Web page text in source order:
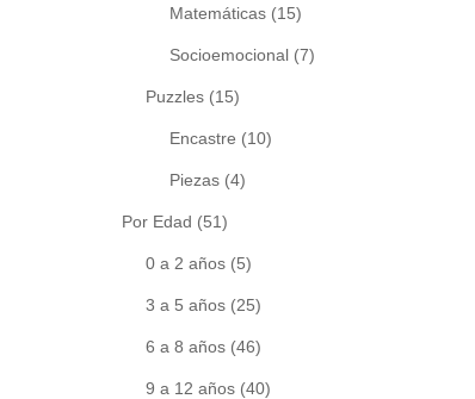
Matemáticas (15)
Socioemocional (7)
Puzzles (15)
Encastre (10)
Piezas (4)
Por Edad (51)
0 a 2 años (5)
3 a 5 años (25)
6 a 8 años (46)
9 a 12 años (40)